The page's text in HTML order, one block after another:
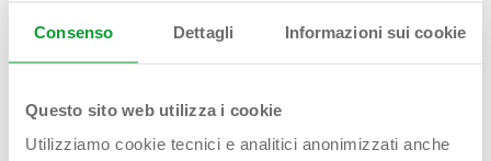
Consenso Dettagli Informazioni sui cookie
Questo sito web utilizza i cookie
Utilizziamo cookie tecnici e analitici anonimizzati anche
BI-POWER
WC
Straight
Read more